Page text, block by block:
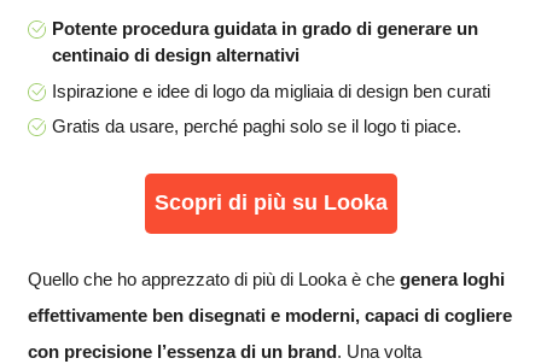
Potente procedura guidata in grado di generare un
centinaio di design alternativi
Ispirazione e idee di logo da migliaia di design ben curati
Gratis da usare, perché paghi solo se il logo ti piace.
Scopri di più su Looka
Quello che ho apprezzato di più di Looka è che genera loghi
effettivamente ben disegnati e moderni, capaci di cogliere
con precisione l’essenza di un brand. Una volta